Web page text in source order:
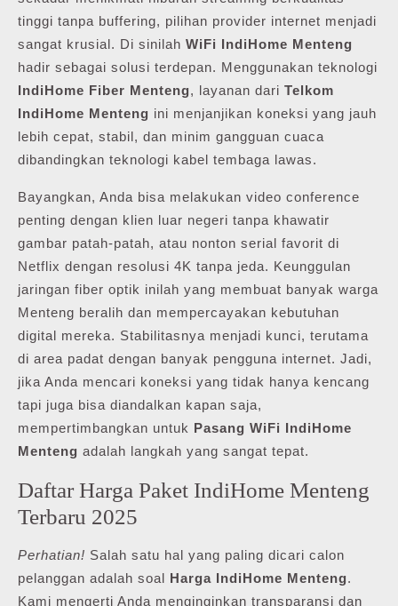
tinggi tanpa buffering, pilihan provider internet menjadi
sangat krusial. Di sinilah WiFi IndiHome Menteng
hadir sebagai solusi terdepan. Menggunakan teknologi
IndiHome Fiber Menteng, layanan dari Telkom
IndiHome Menteng ini menjanjikan koneksi yang jauh
lebih cepat, stabil, dan minim gangguan cuaca
dibandingkan teknologi kabel tembaga lawas.
Bayangkan, Anda bisa melakukan video conference
penting dengan klien luar negeri tanpa khawatir
gambar patah-patah, atau nonton serial favorit di
Netflix dengan resolusi 4K tanpa jeda. Keunggulan
jaringan fiber optik inilah yang membuat banyak warga
Menteng beralih dan mempercayakan kebutuhan
digital mereka. Stabilitasnya menjadi kunci, terutama
di area padat dengan banyak pengguna internet. Jadi,
jika Anda mencari koneksi yang tidak hanya kencang
tapi juga bisa diandalkan kapan saja,
mempertimbangkan untuk Pasang WiFi IndiHome
Menteng adalah langkah yang sangat tepat.
Daftar Harga Paket IndiHome Menteng
Terbaru 2025
Perhatian! Salah satu hal yang paling dicari calon
pelanggan adalah soal Harga IndiHome Menteng.
Kami mengerti Anda menginginkan transparansi dan